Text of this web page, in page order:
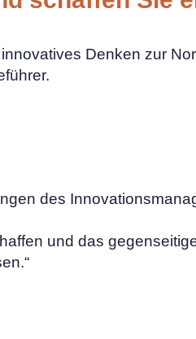
Denken zur
des
und das